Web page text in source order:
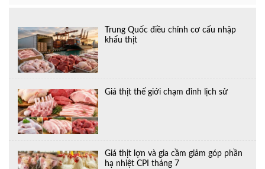
Trung Quốc điều chỉnh cơ cấu nhập
khẩu thịt
Giá thịt thế giới chạm đỉnh lịch sử
Giá thịt lợn và gia cầm giảm góp phần
hạ nhiệt CPI tháng 7